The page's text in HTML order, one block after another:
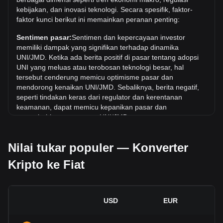
$7,121. Masih harus dilihat apakah nilai 1 UNI/JMD akan
melampaui nilai tertinggi saat ini.
Selama 7 hari terakhir, nilai tukar Uniswap (UNI) telah turun
sebesar 0.65%. Selama bulan terakhir, nilai tukar Uniswap
(UNI) telah naik sebesar 17.63% terhadap Dolar Jamaika
(JMD).
kebijakan, dan inovasi teknologi. Secara spesifik, faktor-
faktor kunci berikut ini memainkan peranan penting:
Sentimen pasar:Sentimen dan kepercayaan investor
memiliki dampak yang signifikan terhadap dinamika
UNI/JMD. Ketika ada berita positif di pasar tentang adopsi
UNI yang meluas atau terobosan teknologi besar, hal
tersebut cenderung memicu optimisme pasar dan
mendorong kenaikan UNI/JMD. Sebaliknya, berita negatif,
seperti tindakan keras dari regulator dan kerentanan
keamanan, dapat memicu kepanikan pasar dan
menyebabkan penurunan UNI/JMD.
seputar mata uang kripto memiliki dampak langsung pada
penerimaannya, yang pada gilirannya menentukan nilainya
relatif terhadap mata uang tradisional seperti dolar AS.
tidak jelas atau terlalu ketat dapat menghambat
Nilai tukar populer — Konverter
Kripto ke Fiat
USD EUR